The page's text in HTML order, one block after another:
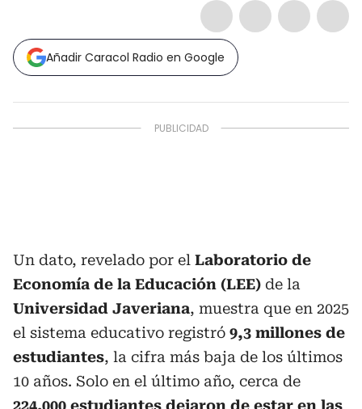
Añadir Caracol Radio en Google
Un dato, revelado por el Laboratorio de
Economía de la Educación (LEE) de la
Universidad Javeriana, muestra que en 2025
el sistema educativo registró 9,3 millones de
estudiantes, la cifra más baja de los últimos
10 años. Solo en el último año, cerca de
224.000 estudiantes dejaron de estar en las